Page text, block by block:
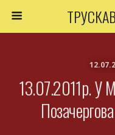
13.07.2011р. У